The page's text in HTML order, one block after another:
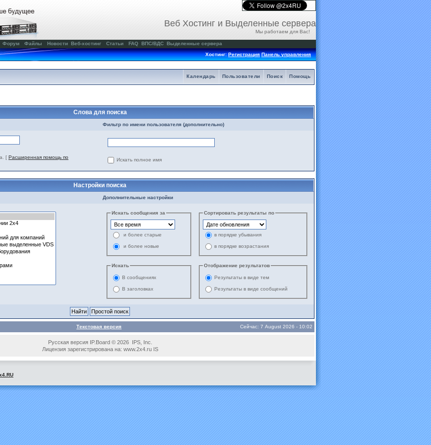
Веб Хостинг и Выделенные сервера
Мы работаем для Вас!
Форум Файлы Новости Веб-хостинг Статьи FAQ ВПС/ВДС Выделенные сервера
Хостинг:Регистрация Панель управления
Помощь
Поиск
Пользователи
Календарь
Слова для поиска
Фильтр по имени пользователя (дополнительно)
[ Расширенная помощь по
Искать полное имя
Настройки поиска
Дополнительные настройки
Искать сообщения за
и более старые
и более новые
Сортировать результаты по
в порядке убывания
в порядке возрастания
Искать
В сообщениях
В заголовках
Отображение результатов
Результаты в виде тем
Результаты в виде сообщений
Текстовая версия Сейчас: 7 August 2026 - 10:02
Русская версия IP.Board © 2026 IPS, Inc.
Лицензия зарегистрирована на: www.2x4.ru IS